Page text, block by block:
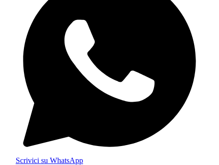
Scrivici su WhatsApp